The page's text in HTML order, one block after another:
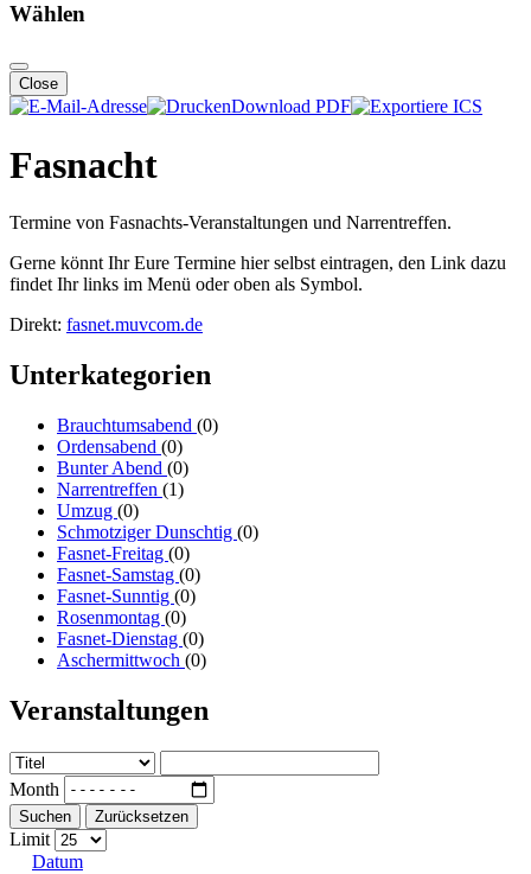
Wählen
Close
Download PDF
Fasnacht
Termine von Fasnachts-Veranstaltungen und Narrentreffen.
Gerne könnt Ihr Eure Termine hier selbst eintragen, den Link dazu
findet Ihr links im Menü oder oben als Symbol.
Direkt: fasnet.muvcom.de
Unterkategorien
Brauchtumsabend (0)
Ordensabend (0)
Bunter Abend (0)
Narrentreffen (1)
Umzug (0)
Schmotziger Dunschtig (0)
Fasnet-Freitag (0)
Fasnet-Samstag (0)
Fasnet-Sunntig (0)
Rosenmontag (0)
Fasnet-Dienstag (0)
Aschermittwoch (0)
Veranstaltungen
Month
Suchen Zurücksetzen
Limit
Datum